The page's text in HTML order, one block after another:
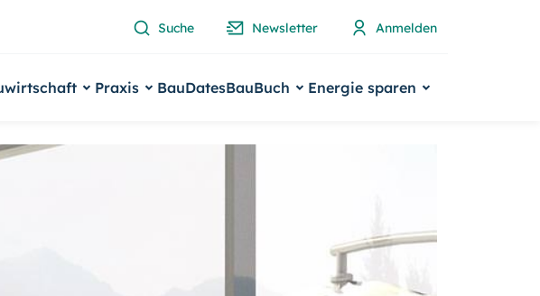
Suche Newsletter Anmelden
Praxis BauDatesBauBuch Energie sparen